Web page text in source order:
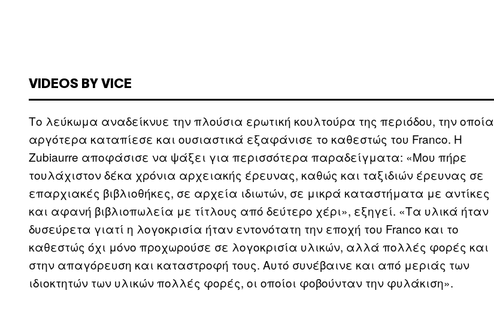
VIDEOS BY VICE
Το λεύκωμα αναδείκνυε την πλούσια ερωτική κουλτούρα της περιόδου, την οποία
αργότερα καταπίεσε και ουσιαστικά εξαφάνισε το καθεστώς του Franco. Η
Zubiaurre αποφάσισε να ψάξει για περισσότερα παραδείγματα: «Μου πήρε
τουλάχιστον δέκα χρόνια αρχειακής έρευνας, καθώς και ταξιδιών έρευνας σε
επαρχιακές βιβλιοθήκες, σε αρχεία ιδιωτών, σε μικρά καταστήματα με αντίκες
και αφανή βιβλιοπωλεία με τίτλους από δεύτερο χέρι», εξηγεί. «Τα υλικά ήταν
δυσεύρετα γιατί η λογοκρισία ήταν εντονότατη την εποχή του Franco και το
καθεστώς όχι μόνο προχωρούσε σε λογοκρισία υλικών, αλλά πολλές φορές και
στην απαγόρευση και καταστροφή τους. Αυτό συνέβαινε και από μεριάς των
ιδιοκτητών των υλικών πολλές φορές, οι οποίοι φοβούνταν την φυλάκιση».